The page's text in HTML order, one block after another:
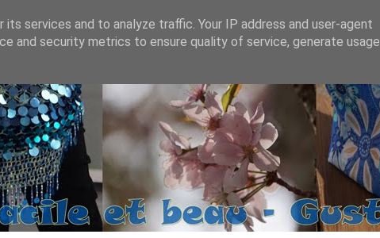
services and to analyze traffic. Your IP address and user-agent
and security metrics to ensure quality of service, generate usage